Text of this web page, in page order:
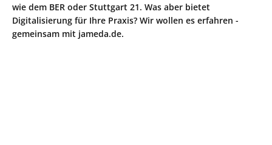
wie dem BER oder Stuttgart 21. Was aber bietet
Digitalisierung für Ihre Praxis? Wir wollen es erfahren -
gemeinsam mit jameda.de.